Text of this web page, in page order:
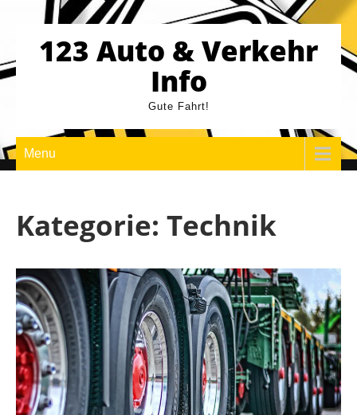
content123 Auto & Verkehr
Info
Gute Fahrt!
Menu
Kategorie: Technik